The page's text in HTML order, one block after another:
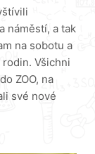
náměstí, a tak
na sobotu a
Všichni
ZOO, na
své nové